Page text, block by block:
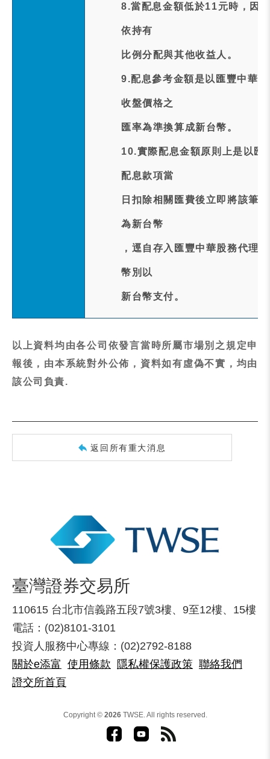
8.當配息金額低於11元時，因
依持有
比例分配與其他收益人。
9.配息參考金額是以匯豐中華
收盤價格之
匯率為準換算成新台幣。
10.實際配息金額原則上是以匯
配息款項當
日扣除相關匯費後立即將該筆
為新台幣
，逕自存入匯豐中華股務代理
幣別以
新台幣支付。
以上資料均由各公司依發言當時所屬市場別之規定申
報後，由本系統對外公佈，資料如有虛偽不實，均由
該公司負責.
返回所有重大消息
臺灣證券交易所
110615 台北市信義路五段7號3樓、9至12樓、15樓
電話：(02)8101-3101
投資人服務中心專線：(02)2792-8188
關於e添富 使用條款 隱私權保護政策 聯絡我們
證交所首頁
Copyright © 2026TWSE. All rights reserved.